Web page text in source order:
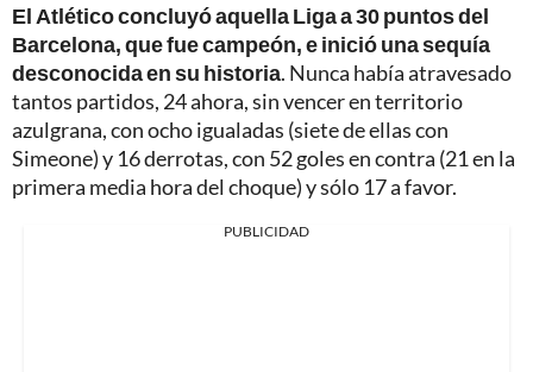
El Atlético concluyó aquella Liga a 30 puntos del
Barcelona, que fue campeón, e inició una sequía
desconocida en su historia. Nunca había atravesado
tantos partidos, 24 ahora, sin vencer en territorio
azulgrana, con ocho igualadas (siete de ellas con
Simeone) y 16 derrotas, con 52 goles en contra (21 en la
primera media hora del choque) y sólo 17 a favor.
PUBLICIDAD